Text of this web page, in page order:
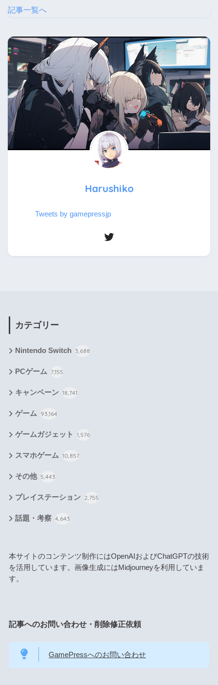
記事一覧へ
Harushiko
Tweets by gamepressjp
カテゴリー
Nintendo Switch 3,688
PCゲーム 7,155
キャンペーン 18,741
ゲーム 93,164
ゲームガジェット 1,576
スマホゲーム 10,857
その他 5,443
プレイステーション 2,755
話題・考察 4,643
本サイトのコンテンツ制作にはOpenAIおよびChatGPTの技術
を活用しています。画像生成にはMidjourneyを利用していま
す。
記事へのお問い合わせ・削除修正依頼
GamePressへのお問い合わせ